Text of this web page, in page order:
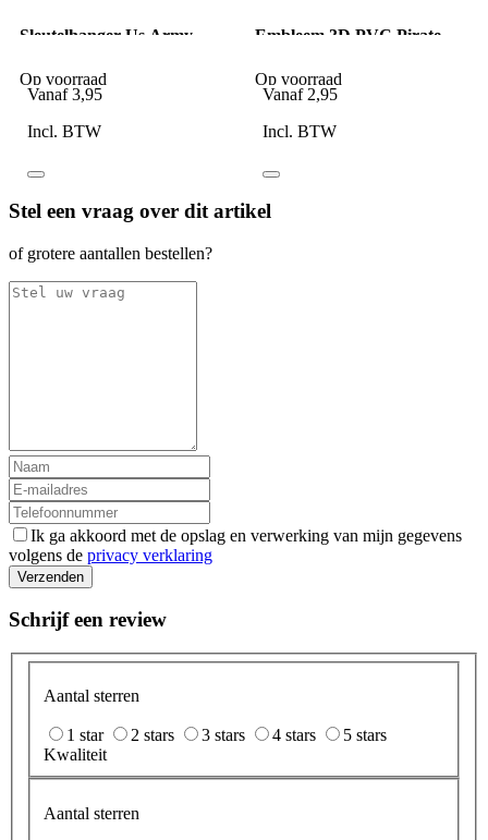
Sleutelhanger Us Army
Op voorraad
Vanaf 3,95
Incl. BTW
Embleem 3D PVC Pirate
Op voorraad
Vanaf 2,95
Incl. BTW
Stel een vraag over dit artikel
of grotere aantallen bestellen?
Ik ga akkoord met de opslag en verwerking van mijn gegevens
volgens de privacy verklaring
Verzenden
Schrijf een review
Aantal sterren
1 star 2 stars 3 stars 4 stars
5 stars
Kwaliteit
Aantal sterren